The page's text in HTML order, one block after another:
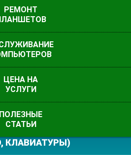
РЕМОНТ
ЦЕНА НА
УСЛУГИ
ПОЛЕЗНЫЕ
СТАТЬИ
СИСТЕМНОЙ ПЛАТЕ (USB,
КЛАВИАТУРЫ)